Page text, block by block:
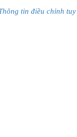
tin điều chỉnh tuy